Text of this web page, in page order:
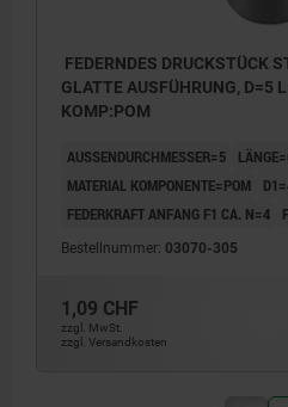
FEDERNDES DRUCKSTÜCK
GLATTE AUSFÜHRUNG, D=5
KOMP:POM
AUSSENDURCHMESSER=5
MATERIAL KOMPONENTE=POM
FEDERKRAFT ANFANG F1 CA. N=4
Bestellnummer: 03070-305
1,09 CHF
zzgl. MwSt.
zzgl. Versandkosten